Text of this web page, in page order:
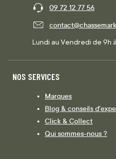
09 72 12 77 56
Lundi au Vendredi de 9h
NOS SERVICES
Marques
Blog & conseils
Click & Collect
Qui sommes-nous ?